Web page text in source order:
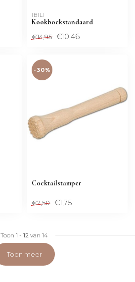
IBILI
Kookboekstandaard
€14,95 €10,46
-30%
Cocktailstamper
€2,50 €1,75
Toon 1 - 12 van 14
Toon meer